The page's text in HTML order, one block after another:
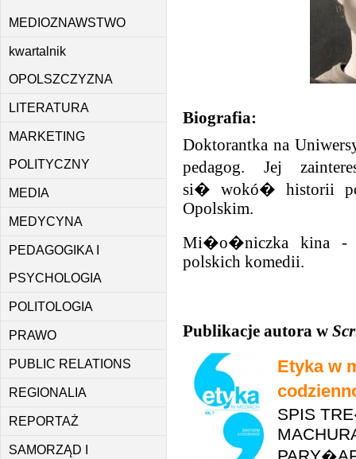
MEDIOZNAWSTWO
kwartalnik
OPOLSZCZYZNA
LITERATURA
MARKETING
POLITYCZNY
MEDIA
MEDYCYNA
PEDAGOGIKA I
PSYCHOLOGIA
POLITOLOGIA
PRAWO
PUBLIC RELATIONS
REGIONALIA
REPORTAŻ
SAMORZĄD I
Biografia:
Doktorantka na
pedagog. Jej
si� wokó� historii
Opolskim.
Mi�o�niczka kina -
polskich komedii.
Publikacje autora w
Etyka w
SPIS